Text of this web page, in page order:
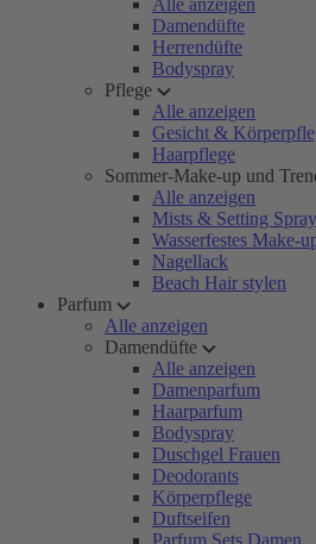
Alle anzeigen
Damendüfte
Herrendüfte
Bodyspray
Pflege
Alle anzeigen
Gesicht &
Haarpflege
Sommer-Make-up und
Alle anzeigen
Mists & Setting
Wasserfestes Make-
Nagellack
Beach Hair stylen
Parfum
Alle anzeigen
Damendüfte
Alle anzeigen
Damenparfum
Haarparfum
Bodyspray
Duschgel Frauen
Deodorants
Körperpflege
Duftseifen
Parfum Sets Damen